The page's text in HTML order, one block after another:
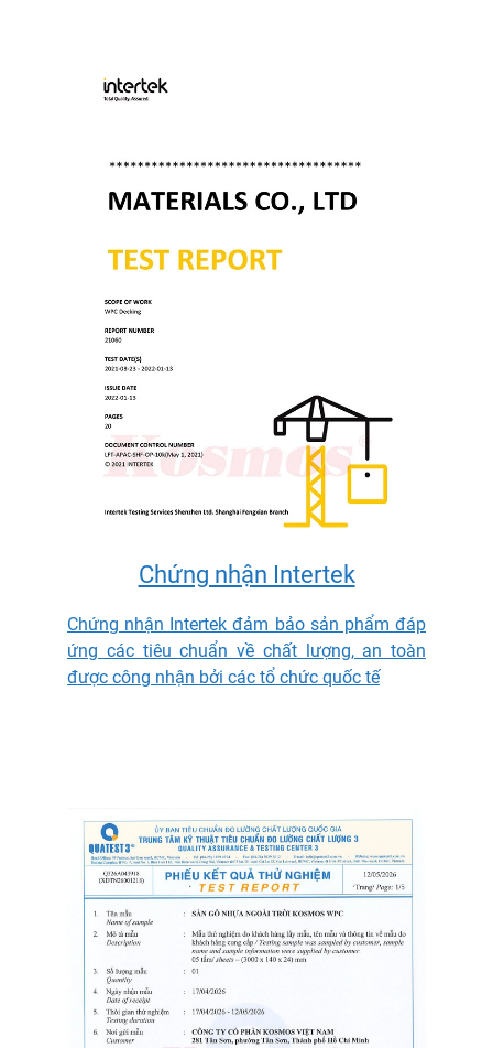
Chứng nhận Intertek
Chứng nhận Intertek đảm bảo sản phẩm đáp
ứng các tiêu chuẩn về chất lượng, an toàn
được công nhận bởi các tổ chức quốc tế